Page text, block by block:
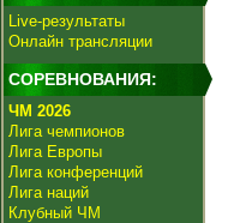
Live-результаты
Онлайн трансляции
СОРЕВНОВАНИЯ:
ЧМ 2026
Лига чемпионов
Лига Европы
Лига конференций
Лига наций
Клубный ЧМ